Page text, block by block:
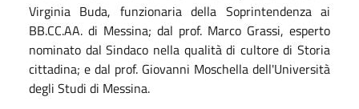
Virginia Buda, funzionaria della Soprintendenza ai
BB.CC.AA. di Messina; dal prof. Marco Grassi, esperto
nominato dal Sindaco nella qualità di cultore di Storia
cittadina; e dal prof. Giovanni Moschella dell'Università
degli Studi di Messina.